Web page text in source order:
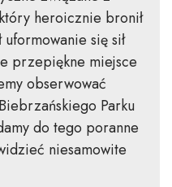
heroicznie bronił
się sił
przepiękne miejsce
obserwować
Parku
do tego poranne
niesamowite